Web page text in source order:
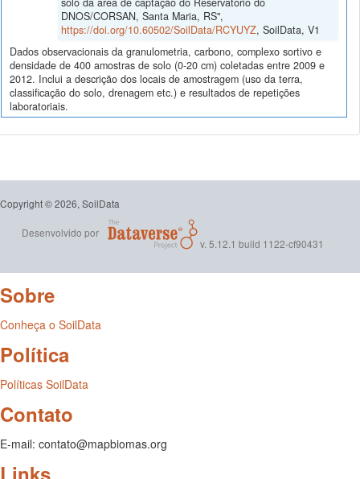
DNOS/CORSAN, Santa Maria, RS",
https://doi.org/10.60502/SoilData/RCYUYZ, SoilData, V1
Dados observacionais da granulometria, carbono, complexo sortivo e
densidade de 400 amostras de solo (0-20 cm) coletadas entre 2009 e
2012. Inclui a descrição dos locais de amostragem (uso da terra,
classificação do solo, drenagem etc.) e resultados de repetições
laboratoriais.
Copyright © 2026, SoilData
Desenvolvido por
v. 5.12.1 build 1122-cf90431
Sobre
Conheça o SoilData
Política
Políticas SoilData
Contato
E-mail: contato@mapbiomas.org
Links